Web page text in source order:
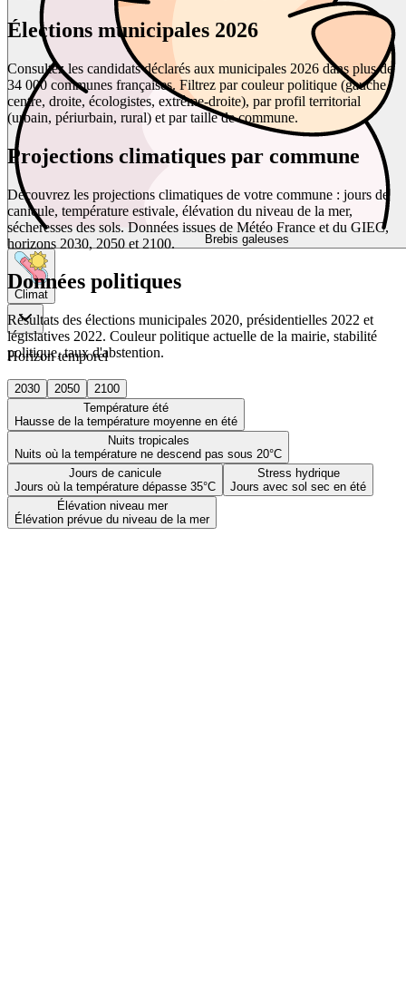
Brebis galeuses
Climat
Horizon temporel
2030 2050
2100
Température été
Hausse de la température moyenne en été
Nuits tropicales
Nuits où la température ne descend pas sous 20°C
Jours de canicule
Jours où la température dépasse 35°C
Stress hydrique
Jours avec sol sec en été
Élévation niveau mer
Élévation prévue du niveau de la mer
Élections municipales 2026
Consultez les candidats déclarés aux municipales 2026 dans plus de
34 000 communes françaises. Filtrez par couleur politique (gauche,
centre, droite, écologistes, extrême-droite), par profil territorial
(urbain, périurbain, rural) et par taille de commune.
Projections climatiques par commune
Découvrez les projections climatiques de votre commune : jours de
canicule, température estivale, élévation du niveau de la mer,
sécheresses des sols. Données issues de Météo France et du GIEC,
horizons 2030, 2050 et 2100.
Données politiques
Résultats des élections municipales 2020, présidentielles 2022 et
législatives 2022. Couleur politique actuelle de la mairie, stabilité
politique, taux d'abstention.